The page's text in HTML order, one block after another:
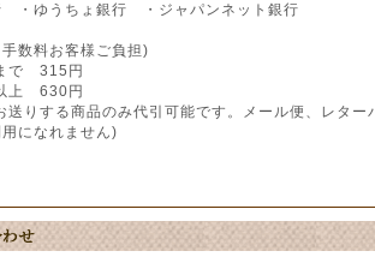
・ゆうちょ銀行 ・ジャパンネット銀行
数料お客様ご負担)
で 315円
上 630円
送りする商品のみ代引可能です。メール便、レター
になれません)